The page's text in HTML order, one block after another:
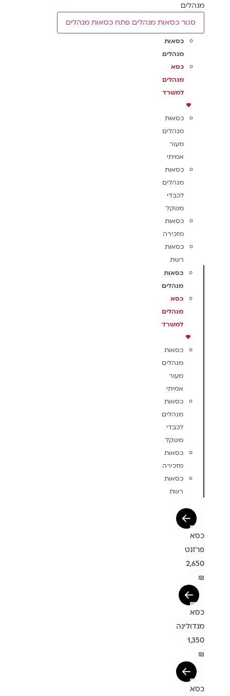
מנהלים
סגור כסאות מנהלים פתח כסאות מנהלים
כסאות
מנהלים
כסא
מנהלים
למשרד
כסאות
מנהלים
מעור
אמיתי
כסאות
מנהלים
לכבדי
משקל
כסאות
מזכירה
כסאות
רשת
כסאות
מנהלים
כסא
מנהלים
למשרד
כסאות
מנהלים
מעור
אמיתי
כסאות
מנהלים
לכבדי
משקל
כסאות
מזכירה
כסאות
רשת
כסא
פרזנט
2,650
₪
כסא
מנדולינה
1,350
₪
כסא